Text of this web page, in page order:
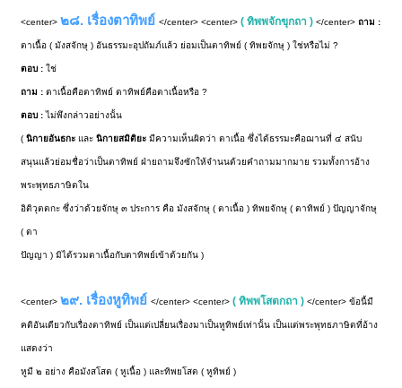
<center>๒๘. เรื่องตาทิพย์ </center> <center>( ทิพพจักขุกถา )</center>ถาม :
ตาเนื้อ ( มังสจักษุ ) อันธรรมะอุปถัมภ์แล้ว ย่อมเป็นตาทิพย์ ( ทิพยจักษุ ) ใช่หรือไม่ ?
ตอบ :ใช่
ถาม :ตาเนื้อคือตาทิพย์ ตาทิพย์คือตาเนื้อหรือ ?
ตอบ :ไม่พึงกล่าวอย่างนั้น
( นิกายอันธกะ และ นิกายสมิติยะมีความเห็นผิดว่า ตาเนื้อ ซึ่งได้ธรรมะคือฌานที่ ๔ สนับ
สนุนแล้วย่อมชื่อว่าเป็นตาทิพย์ ฝ่ายถามจึงซักให้จำนนด้วยคำถามมากมาย รวมทั้งการอ้าง
พระพุทธภาษิตใน
อิติวุตตกะ ซึ่งว่าด้วยจักษุ ๓ ประการ คือ มังสจักษุ ( ตาเนื้อ ) ทิพยจักษุ ( ตาทิพย์ ) ปัญญาจักษุ
( ตา
ปัญญา ) มิได้รวมตาเนื้อกับตาทิพย์เข้าด้วยกัน )
<center>๒๙. เรื่องหูทิพย์ </center> <center>( ทิพพโสตกถา )</center> ข้อนี้มี
คติอันเดียวกับเรื่องตาทิพย์ เป็นแต่เปลี่ยนเรื่องมาเป็นหูทิพย์เท่านั้น เป็นแต่พระพุทธภาษิตที่อ้าง
แสดงว่า
หูมี ๒ อย่าง คือมังสโสต ( หูเนื้อ ) และทิพยโสต ( หูทิพย์ )